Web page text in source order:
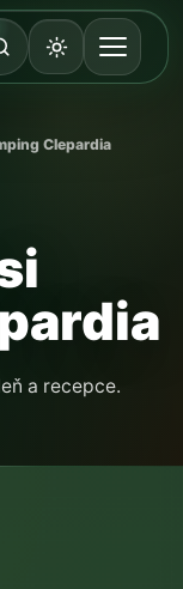
Clepardia
a recepce.